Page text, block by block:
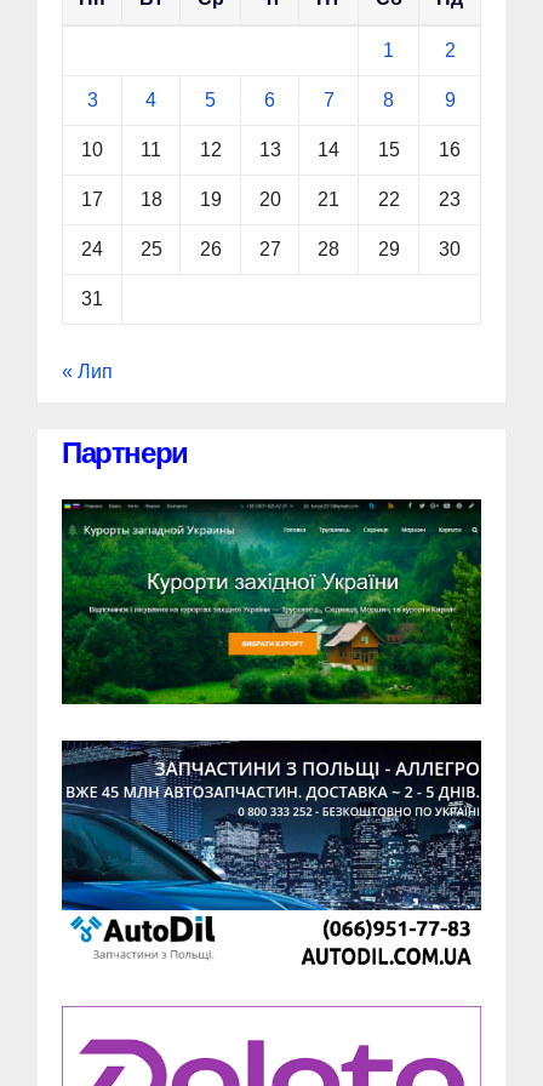
1 2
3 4 5 6 7 8 9
10 11 12 13 14 15 16
17 18 19 20 21 22 23
24 25 26 27 28 29 30
31
« Лип
Партнери